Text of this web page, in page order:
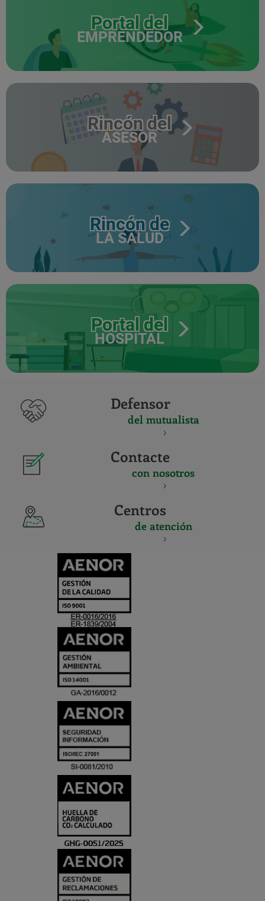
Portal del
EMPRENDEDOR
Rincón del
ASESOR
Rincón de
LA SALUD
Portal del
HOSPITAL
Defensor
del mutualista
Contacte
con nosotros
Centros
de atención